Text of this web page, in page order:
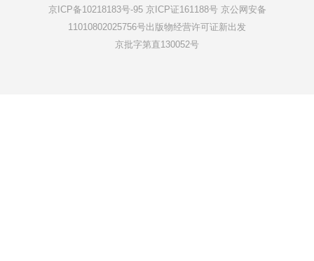
京ICP备10218183号-95 京ICP证161188号 京公网安备
11010802025756号出版物经营许可证新出发
京批字第直130052号